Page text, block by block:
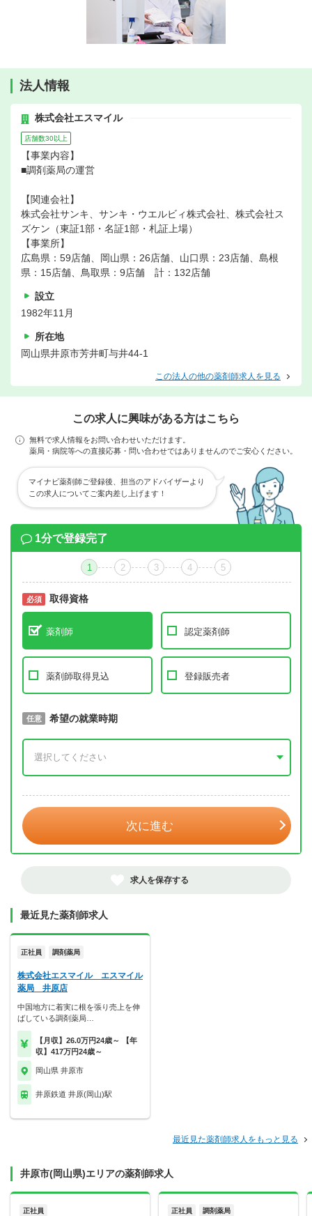
法人情報
株式会社エスマイル
店舗数30以上
【事業内容】
■調剤薬局の運営
【関連会社】
株式会社サンキ、サンキ・ウエルビィ株式会社、株式会社ス
ズケン（東証1部・名証1部・札証上場）
【事業所】
広島県：59店舗、岡山県：26店舗、山口県：23店舗、島根
県：15店舗、鳥取県：9店舗 計：132店舗
設立
1982年11月
所在地
岡山県井原市芳井町与井44-1
この法人の他の薬剤師求人を見る
この求人に興味がある方はこちら
無料で求人情報をお問い合わせいただけます。
薬局・病院等への直接応募・問い合わせではありませんのでご安心ください。
マイナビ薬剤師ご登録後、担当のアドバイザーより
この求人についてご案内差し上げます！
1分で登録完了
1 2 3 4 5
必須 取得資格
薬剤師 認定薬剤師
薬剤師取得見込 登録販売者
必須 取得予定年
任意 希望の就業時期
次に進む
求人を保存する
最近見た薬剤師求人
正社員 調剤薬局
株式会社エスマイル エスマイル
薬局 井原店
中国地方に着実に根を張り売上を伸
ばしている調剤薬局…
【月収】26.0万円24歳～ 【年
収】417万円24歳～
岡山県 井原市
井原鉄道 井原(岡山)駅
最近見た薬剤師求人をもっと見る
井原市(岡山県)エリアの薬剤師求人
正社員 正社員 調剤薬局